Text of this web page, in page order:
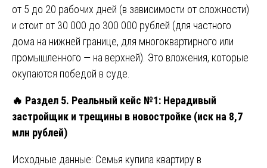
от 5 до 20 рабочих дней (в зависимости от сложности)
и стоит от 30 000 до 300 000 рублей (для частного
дома на нижней границе, для многоквартирного или
промышленного — на верхней). Это вложения, которые
окупаются победой в суде.
🔥 Раздел 5. Реальный кейс №1: Нерадивый
застройщик и трещины в новостройке (иск на 8,7
млн рублей)
Исходные данные: Семья купила квартиру в